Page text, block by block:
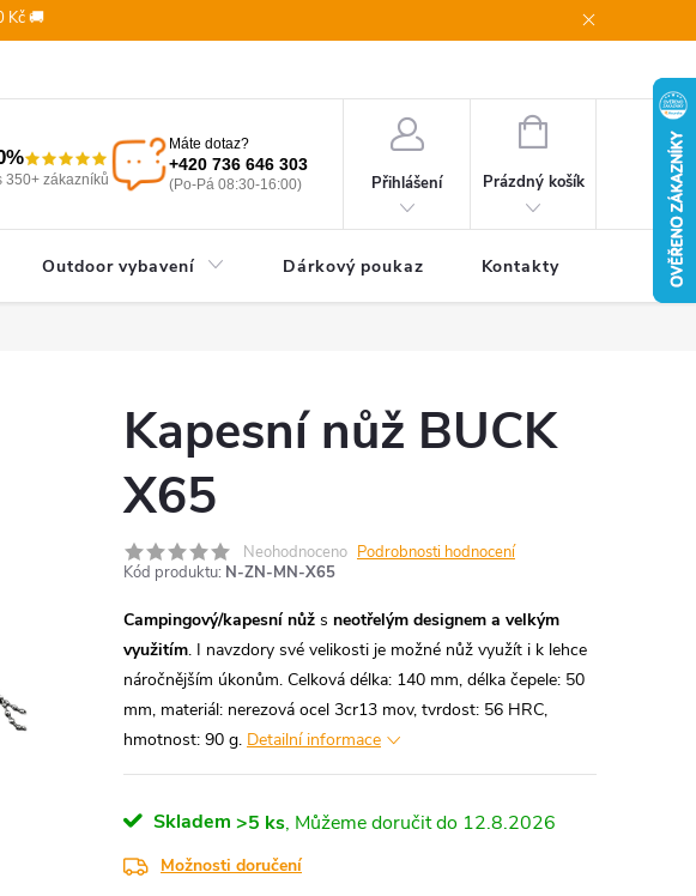
Kč 🚚
platba
350+ zákazníků
Máte dotaz?
+420 736 646 303
(Po-Pá 08:30-16:00) Přihlášení
NÁKUPNÍ
Prázdný košík
Outdoor vybavení Dárkový poukaz Kontakty
Kapesní nůž BUCK
X65
Neohodnoceno Podrobnosti hodnocení
Kód produktu: N-ZN-MN-X65
Campingový/kapesní nůž s neotřelým designem a velkým
využitím. I navzdory své velikosti je možné nůž využít i k lehce
náročnějším úkonům. Celková délka: 140 mm, délka čepele: 50
mm, materiál: nerezová ocel 3cr13 mov, tvrdost: 56 HRC,
hmotnost: 90 g. Detailní informace
Skladem >5 ks 12.8.2026
Možnosti doručení